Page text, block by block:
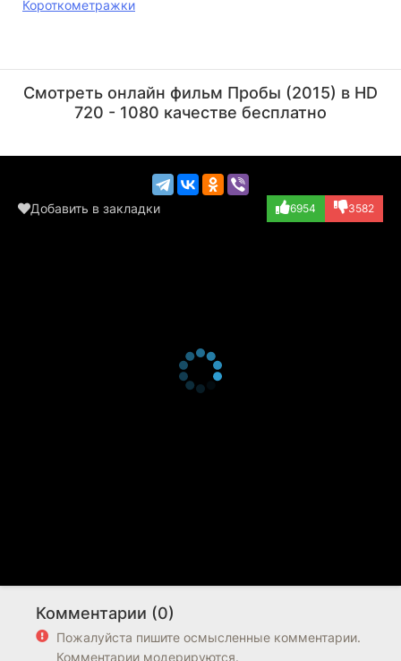
Короткометражки
(Martin Scorsese)
(Robert De Niro)
Смотреть онлайн фильм Пробы (2015) в HD
720 - 1080 качестве бесплатно
Добавить в закладки 6954 3582
Комментарии (0)
Пожалуйста пишите осмысленные комментарии.
Комментарии модерируются.